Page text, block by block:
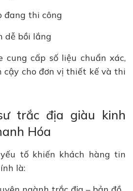
đang thi công
dễ bồi lắng
cung cấp số liệu chuẩn xác,
cậy cho đơn vị thiết kế và thi
trắc địa giàu kinh
Hóa
tố khiến khách hàng tin
là: